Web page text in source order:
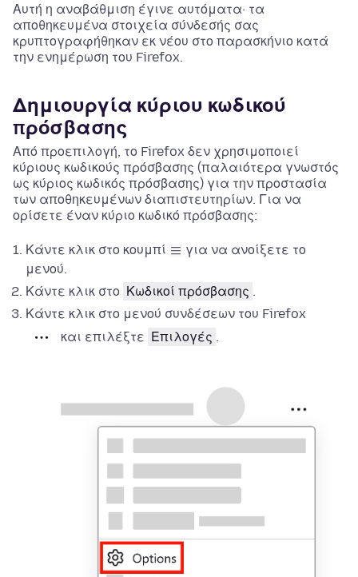
Αυτή η αναβάθμιση έγινε αυτόματα· τα
αποθηκευμένα στοιχεία σύνδεσής σας
κρυπτογραφήθηκαν εκ νέου στο παρασκήνιο κατά
την ενημέρωση του Firefox.
Δημιουργία κύριου κωδικού
πρόσβασης
Από προεπιλογή, το Firefox δεν χρησιμοποιεί
κύριους κωδικούς πρόσβασης (παλαιότερα γνωστός
ως κύριος κωδικός πρόσβασης) για την προστασία
των αποθηκευμένων διαπιστευτηρίων. Για να
ορίσετε έναν κύριο κωδικό πρόσβασης:
Κάντε κλικ στο κουμπί
για να ανοίξετε το
μενού.
Κάντε κλικ στο Κωδικοί πρόσβασης .
Κάντε κλικ στο μενού συνδέσεων του Firefox
και επιλέξτε Επιλογές .